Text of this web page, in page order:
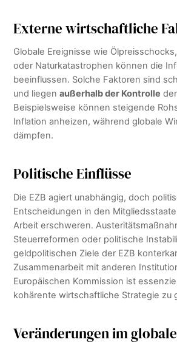
Externe wirtschaftliche
Globale Ereignisse wie
oder Naturkatastrophen können die
beeinflussen. Solche Faktoren sind
und liegenaußerhalb der Kontrolle
Beispielsweise können steigende
Inflation anheizen, während globale
dämpfen.
Politische Einflüsse
Die EZB agiert unabhängig, doch
Entscheidungen in den
Arbeit erschweren.
Steuerreformen oder politische
geldpolitischen Ziele der EZB
Zusammenarbeit mit anderen
Europäischen Kommission ist
kohärente wirtschaftliche Strategie zu
Veränderungen im